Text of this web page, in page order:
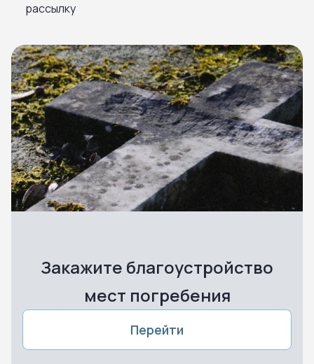
рассылку
Закажите благоустройство
мест погребения
Перейти